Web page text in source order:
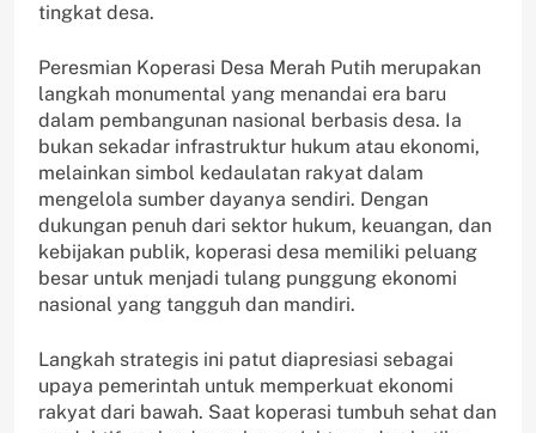
tingkat desa.
Peresmian Koperasi Desa Merah Putih merupakan
langkah monumental yang menandai era baru
dalam pembangunan nasional berbasis desa. Ia
bukan sekadar infrastruktur hukum atau ekonomi,
melainkan simbol kedaulatan rakyat dalam
mengelola sumber dayanya sendiri. Dengan
dukungan penuh dari sektor hukum, keuangan, dan
kebijakan publik, koperasi desa memiliki peluang
besar untuk menjadi tulang punggung ekonomi
nasional yang tangguh dan mandiri.
Langkah strategis ini patut diapresiasi sebagai
upaya pemerintah untuk memperkuat ekonomi
rakyat dari bawah. Saat koperasi tumbuh sehat dan